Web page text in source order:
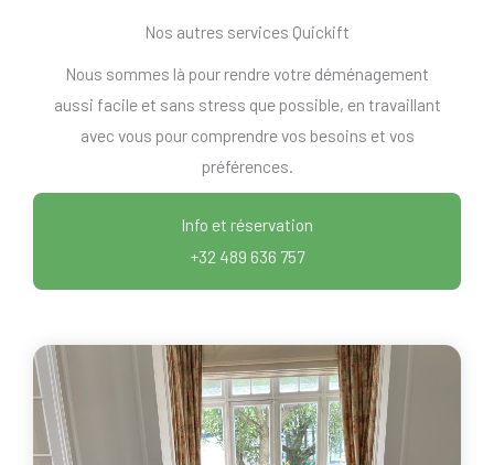
Nos autres services Quickift
Nous sommes là pour rendre votre déménagement
aussi facile et sans stress que possible, en travaillant
avec vous pour comprendre vos besoins et vos
préférences.
Info et réservation
+32 489 636 757